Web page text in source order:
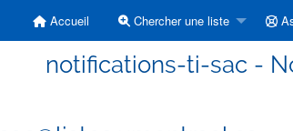
Accueil Chercher une liste
notifications-ti-sac -